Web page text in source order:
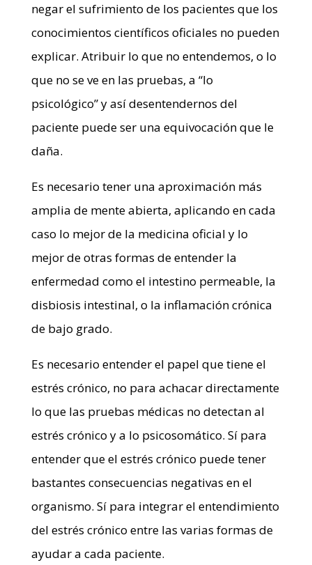
negar el sufrimiento de los pacientes que los
conocimientos científicos oficiales no pueden
explicar. Atribuir lo que no entendemos, o lo
que no se ve en las pruebas, a “lo
psicológico” y así desentendernos del
paciente puede ser una equivocación que le
daña.
Es necesario tener una aproximación más
amplia de mente abierta, aplicando en cada
caso lo mejor de la medicina oficial y lo
mejor de otras formas de entender la
enfermedad como el intestino permeable, la
disbiosis intestinal, o la inflamación crónica
de bajo grado.
Es necesario entender el papel que tiene el
estrés crónico, no para achacar directamente
lo que las pruebas médicas no detectan al
estrés crónico y a lo psicosomático. Sí para
entender que el estrés crónico puede tener
bastantes consecuencias negativas en el
organismo. Sí para integrar el entendimiento
del estrés crónico entre las varias formas de
ayudar a cada paciente.